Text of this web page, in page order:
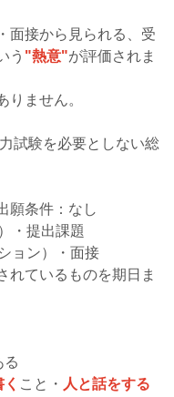
面接から見られる、受
う "熱意"が評価されま
ません。
試験を必要としない総
願条件：なし
・提出課題
ョン）・面接
れているものを期日ま
る
こと・ 人と話をする